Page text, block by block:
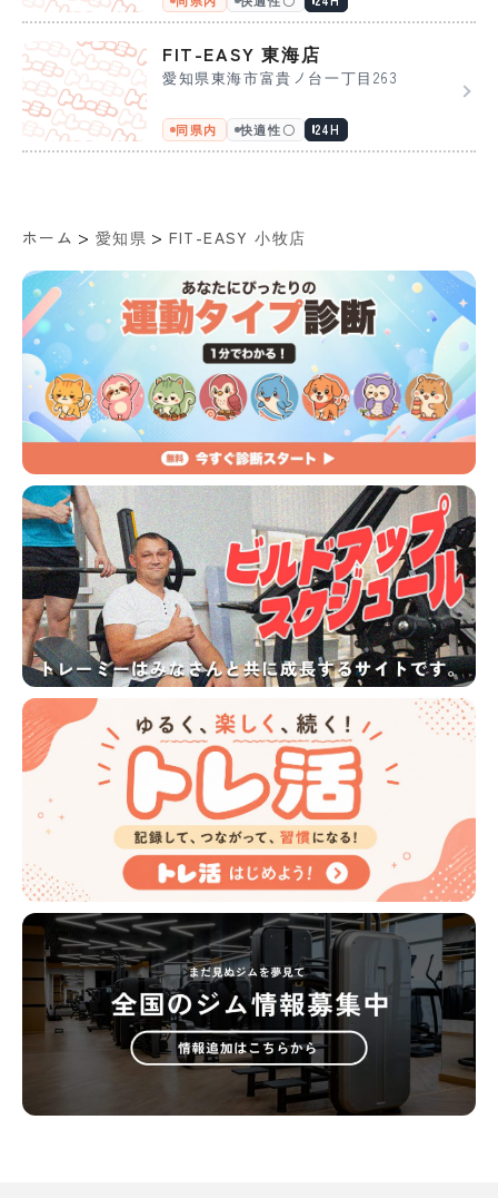
FIT-EASY 東海店
愛知県東海市富貴ノ台一丁目263
同県内 快適性〇 24H
ホーム > 愛知県 > FIT-EASY 小牧店